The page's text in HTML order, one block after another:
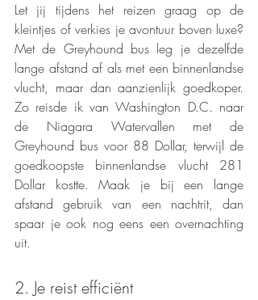
Let jij tijdens het reizen graag op de
kleintjes of verkies je avontuur boven luxe?
Met de Greyhound bus leg je dezelfde
lange afstand af als met een binnenlandse
vlucht, maar dan aanzienlijk goedkoper.
Zo reisde ik van Washington D.C. naar
de Niagara Watervallen met de
Greyhound bus voor 88 Dollar, terwijl de
goedkoopste binnenlandse vlucht 281
Dollar kostte. Maak je bij een lange
afstand gebruik van een nachtrit, dan
spaar je ook nog eens een overnachting
uit.
2. Je reist efficiënt